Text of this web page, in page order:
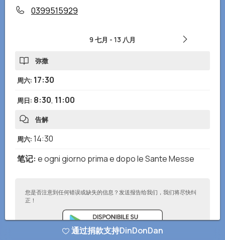
0399515929
9 七月 - 13 八月
弥撒
周六: 17:30
周日: 8:30, 11:00
告解
周六: 14:30
笔记: e ogni giorno prima e dopo le Sante Messe
您是否注意到任何错误或缺失的信息？发送报告给我们，我们将尽快纠
正！
通过捐款支持DinDonDan